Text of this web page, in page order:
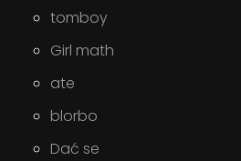
tomboy
Girl math
ate
blorbo
Dać se